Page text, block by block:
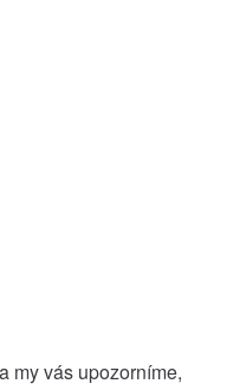
a my vás upozorníme,